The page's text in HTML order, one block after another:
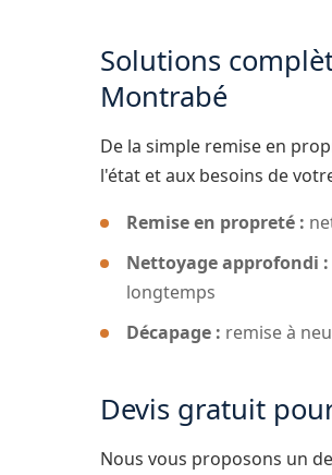
Solutions
Montrabé
De la simple remise en
l'état et aux besoins de
Remise en propreté :
Nettoyage approfondi :
longtemps
Décapage : remise à
Devis gratuit
Nous vous proposons un